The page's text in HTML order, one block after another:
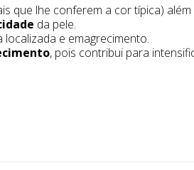
que lhe conferem a cor típica)
da pele.
e emagrecimento.
, pois contribui para